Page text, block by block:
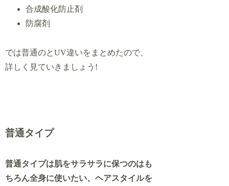
合成酸化防止剤
防腐剤
では普通のとUV違いをまとめたので、
詳しく見ていきましょう!
普通タイプ
普通タイプは肌をサラサラに保つのはも
ちろん全身に使いたい、ヘアスタイルを